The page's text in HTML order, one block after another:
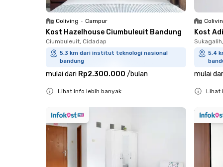
Coliving • Campur
Kost Hazelhouse Ciumbuleuit Bandung
Ciumbuleuit, Cidadap
5.3 km dari institut teknologi nasional
bandung
mulai dari Rp2.300.000 /bulan
Lihat info lebih banyak
Kost
5.4
mulai
Lihat